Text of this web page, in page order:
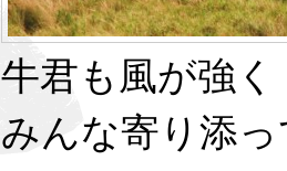
牛君も風が強く
みんな寄り添